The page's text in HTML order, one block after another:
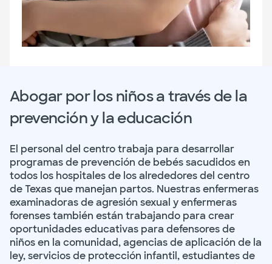
Abogar por los niños a través de la
prevención y la educación
El personal del centro trabaja para desarrollar
programas de prevención de bebés sacudidos en
todos los hospitales de los alrededores del centro
de Texas que manejan partos. Nuestras enfermeras
examinadoras de agresión sexual y enfermeras
forenses también están trabajando para crear
oportunidades educativas para defensores de
niños en la comunidad, agencias de aplicación de la
ley, servicios de protección infantil, estudiantes de